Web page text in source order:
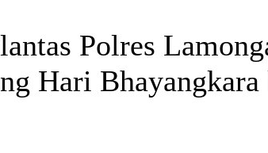
Polres
Hari Bhayangkara